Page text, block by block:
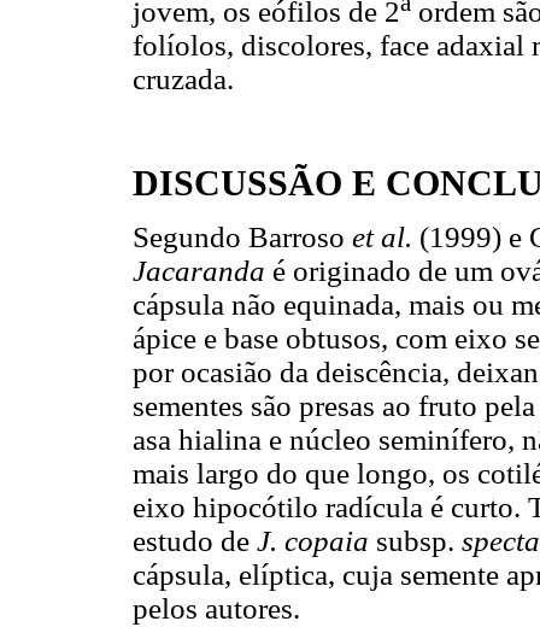
jovem, os eófilos de 2
ordem
folíolos, discolores, face adaxial
cruzada.
DISCUSSÃO E
Segundo Barroso et al. (1999) e
Jacaranda é originado de um
cápsula não equinada, mais ou
ápice e base obtusos, com eixo
por ocasião da deiscência,
sementes são presas ao fruto
asa hialina e núcleo seminífero,
mais largo do que longo, os
eixo hipocótilo radícula é curto.
estudo de J. copaia subsp.
cápsula, elíptica, cuja semente
pelos autores.